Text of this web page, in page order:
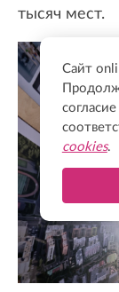
тысяч мест.
Сайт
cookies.